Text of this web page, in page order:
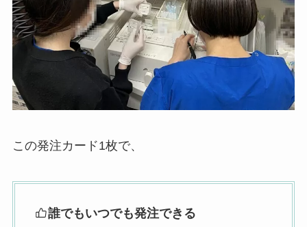
この発注カード1枚で、
誰でもいつでも発注できる